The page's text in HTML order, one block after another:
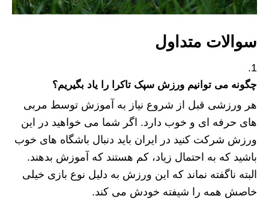
سوالات متداول
چگونه می توانیم ورزش سپک تاکرا را یاد بگیریم؟
هر ورزشی قبل از شروع نیاز به آموزش توسط مربی
های حرفه ای و خوب دارد. اگر شما می خواهید در این
ورزش شرکت کنید در ایران باید دنبال باشگاه های خوب
باشید که به احتمال زیاد، کم هستند که آموزش بدهند.
البته ناگفته نماند که این ورزش به دلیل نوع بازی خیلی
خاصش همه را شیفته خودش می کند.